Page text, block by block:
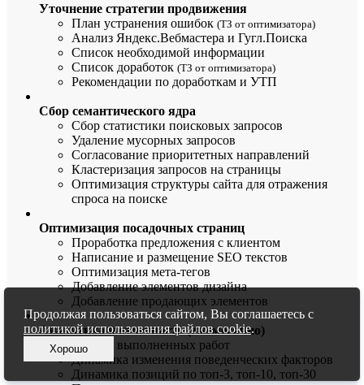
Уточнение стратегии продвижения
План устранения ошибок (ТЗ от оптимизатора)
Анализ Яндекс.Вебмастера и Гугл.Поиска
Список необходимой информации
Список доработок (ТЗ от оптимизатора)
Рекомендации по доработкам и УТП
Сбор семантического ядра
Сбор статистики поисковых запросов
Удаление мусорных запросов
Согласование приоритетных направлений
Кластеризация запросов на страницы
Оптимизация структуры сайта для отражения
спроса на поиске
Оптимизация посадочных страниц
Проработка предложения с клиентом
Написание и размещение SEO текстов
Оптимизация мета-тегов
Добавление элементов дизайна
Добавление продающих элементов
Аналитика и отчетность (ежемесячно)
Список выполненных работ
Динамика изменения поведенческих факторов
Динамика позиций по топ-3, топ-10, топ-30
Продолжая пользоваться сайтом, Вы соглашаетесь с
политикой использования файлов cookie.
Хорошо